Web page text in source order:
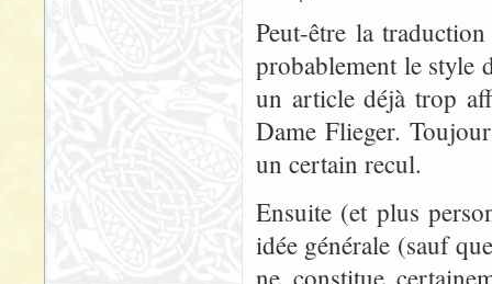
Peut-être la
probablement le style
un article déjà trop
Dame Flieger.
un certain recul.
Ensuite (et plus
idée générale (sauf
ne constitue